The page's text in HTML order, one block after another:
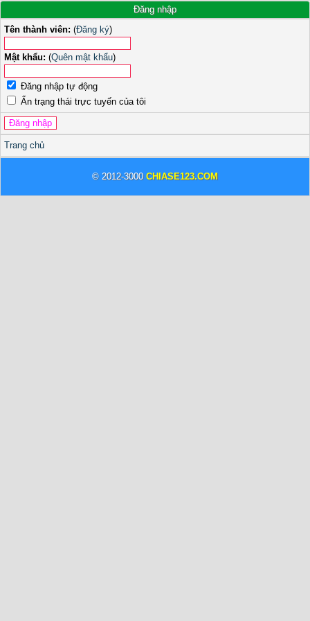
Đăng nhập
Tên thành viên: (Đăng ký)
Mật khẩu: (Quên mật khẩu)
Đăng nhập tự động
Ẩn trạng thái trực tuyến của tôi
Trang chủ
© 2012-3000 CHIASE123.COM